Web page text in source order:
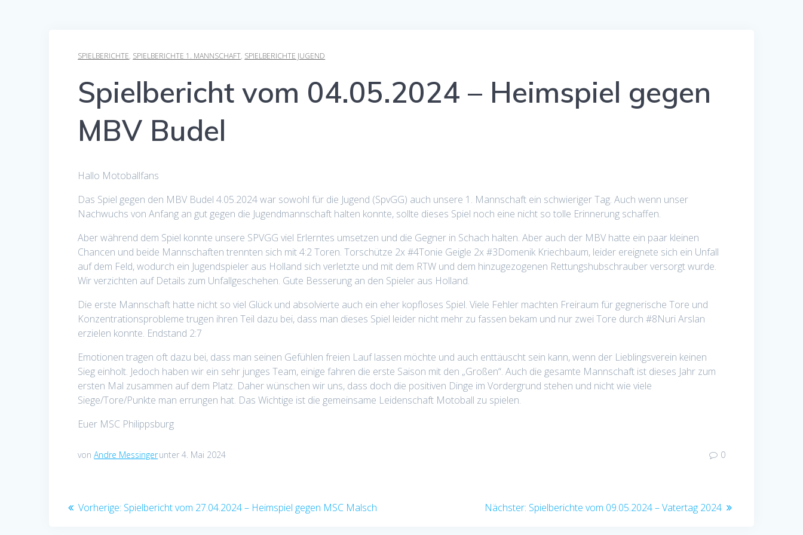
SPIELBERICHTE, SPIELBERICHTE 1. MANNSCHAFT, SPIELBERICHTE JUGEND
Spielbericht vom 04.05.2024 – Heimspiel gegen
MBV Budel
Hallo Motoballfans
Das Spiel gegen den MBV Budel 4.05.2024 war sowohl für die Jugend (SpvGG) auch unsere 1. Mannschaft ein schwieriger Tag. Auch wenn unser
Nachwuchs von Anfang an gut gegen die Jugendmannschaft halten konnte, sollte dieses Spiel noch eine nicht so tolle Erinnerung schaffen.
Aber während dem Spiel konnte unsere SPVGG viel Erlerntes umsetzen und die Gegner in Schach halten. Aber auch der MBV hatte ein paar kleinen
Chancen und beide Mannschaften trennten sich mit 4:2 Toren. Torschütze 2x #4Tonie Geigle 2x #3Domenik Kriechbaum, leider ereignete sich ein Unfall
auf dem Feld, wodurch ein Jugendspieler aus Holland sich verletzte und mit dem RTW und dem hinzugezogenen Rettungshubschrauber versorgt wurde.
Wir verzichten auf Details zum Unfallgeschehen. Gute Besserung an den Spieler aus Holland.
Die erste Mannschaft hatte nicht so viel Glück und absolvierte auch ein eher kopfloses Spiel. Viele Fehler machten Freiraum für gegnerische Tore und
Konzentrationsprobleme trugen ihren Teil dazu bei, dass man dieses Spiel leider nicht mehr zu fassen bekam und nur zwei Tore durch #8Nuri Arslan
erzielen konnte. Endstand 2:7
Emotionen tragen oft dazu bei, dass man seinen Gefühlen freien Lauf lassen möchte und auch enttäuscht sein kann, wenn der Lieblingsverein keinen
Sieg einholt. Jedoch haben wir ein sehr junges Team, einige fahren die erste Saison mit den „Großen“. Auch die gesamte Mannschaft ist dieses Jahr zum
ersten Mal zusammen auf dem Platz. Daher wünschen wir uns, dass doch die positiven Dinge im Vordergrund stehen und nicht wie viele
Siege/Tore/Punkte man errungen hat. Das Wichtige ist die gemeinsame Leidenschaft Motoball zu spielen.
Euer MSC Philippsburg
vonAndre Messingerunter 4. Mai 2024 0
Beitragsnavigation
Vorherige: Vorheriger
Spielbericht vom 27.04.2024 – Heimspiel gegen MSC Malsch Nächster: Nächster
Spielberichte vom 09.05.2024 – Vatertag 2024